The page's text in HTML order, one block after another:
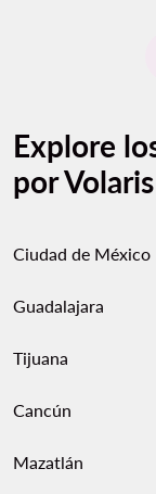
Explore
por Volaris
Ciudad de México
Guadalajara
Tijuana
Cancún
Mazatlán